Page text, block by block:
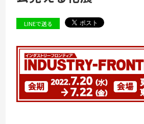
LINEで送る